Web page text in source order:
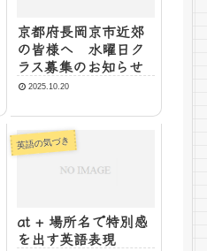
京都府長岡京市近郊
の皆様へ 水曜日ク
ラス募集のお知らせ
2025.10.20
英語の気づき
at + 場所名で特別感
を出す英語表現